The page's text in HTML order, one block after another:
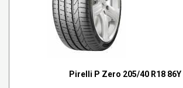
Pirelli P Zero 205/40 R18 86Y